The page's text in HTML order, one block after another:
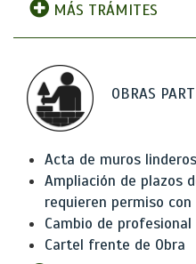
MÁS TRÁMITES
OBRAS
Acta de muros linderos
Ampliación de plazos
requieren permiso
Cambio de profesional
Cartel frente de Obra